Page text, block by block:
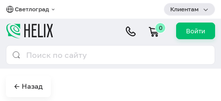
Светлоград Клиентам
0 Войти
← Назад